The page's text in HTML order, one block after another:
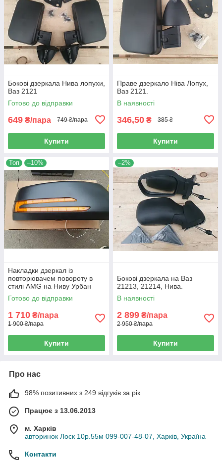
Бокові дзеркала Нива лопухи,
Ваз 2121
Готово до відправки
649 ₴/пара 749 ₴/пара
Купити
Праве дзеркало Ніва Лопух,
Ваз 2121.
В наявності
346,50 ₴ 385 ₴
Купити
Топ –10%
Накладки дзеркал із
повторювачем повороту в
стилі AMG на Ниву Урбан
Готово до відправки
1 710 ₴/пара
1 900 ₴/пара
Купити
–2%
Бокові дзеркала на Ваз
21213, 21214, Нива.
В наявності
2 899 ₴/пара
2 950 ₴/пара
Купити
Про нас
98% позитивних з 249 відгуків за рік
Працює з 13.06.2013
м. Харків
авторинок Лоск 10р.55м 099-007-48-07, Харків, Україна
Контакти